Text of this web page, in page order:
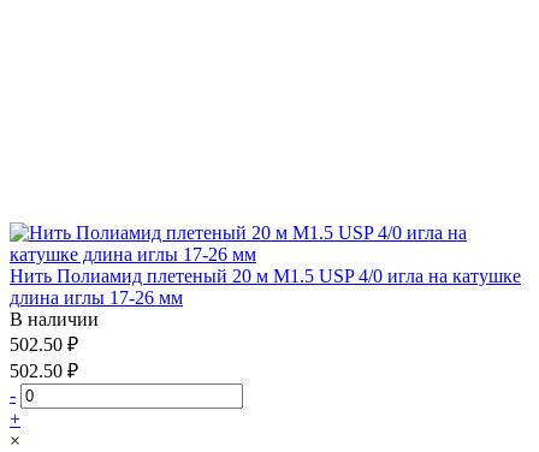
Нить Полиамид плетеный 20 м М1.5 USP 4/0 игла на катушке
длина иглы 17-26 мм
В наличии
502.50 ₽
502.50 ₽
-
+
×